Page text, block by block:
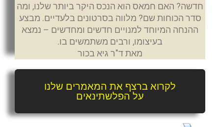
חדשה? האם חמאס הוא הנכס היקר ביותר שלנו, ומה
סדר הכוחות שם? מלווה בסרטונים בלעדיים. מבצע
ההנחה המיוחד למנויים חדשים ומחדשים – נמצא
בעיצומו, ורבים משתמשים בו.
מאת ד"ר גיא בכור
לקרוא ברצף את המאמרים שלנו
על הפלשתינאים